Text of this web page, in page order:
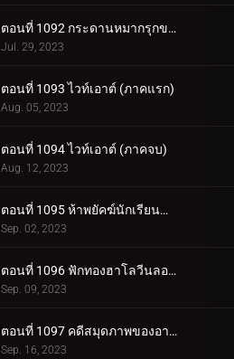
ตอนที่ 1092 กระดานหมากรุกของไทโค เมจิน (ภาครุกฆาต)
Jul. 29, 2023
ตอนที่ 1093 ไวท์เอาต์ (ภาคแรก)
Aug. 05, 2023
ตอนที่ 1094 ไวท์เอาต์ (ภาคจบ)
Aug. 12, 2023
ตอนที่ 1095 ห้าพยัคฆ์นักเรียนตำรวจ Wild Police Story CASE.ดาเตะ วาตารุ
Sep. 02, 2023
ตอนที่ 1096 ฟักทองฮาโลวีนลอยฟ้า
Sep. 09, 2023
ตอนที่ 1097 คดีสมุดภาพของอายูมิ ภาค 2
Sep. 16, 2023